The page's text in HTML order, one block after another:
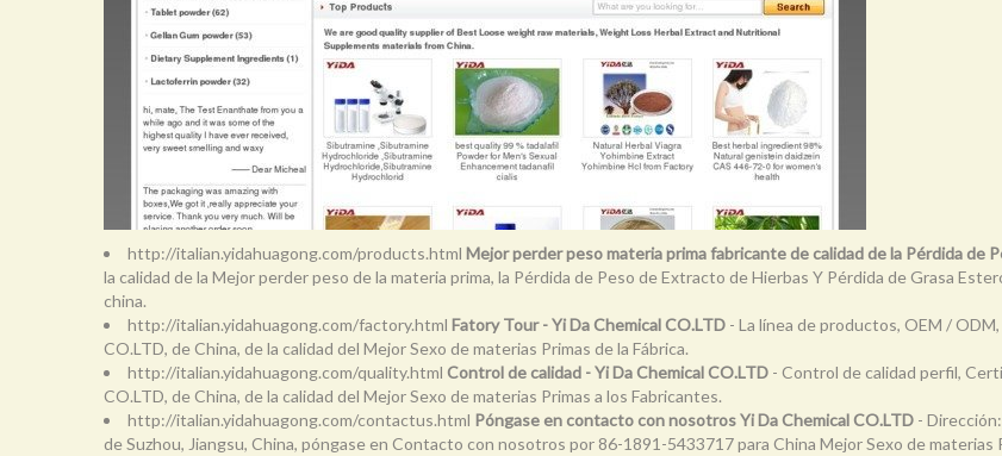
http://italian.yidahuagong.com/products.html Mejor perder peso materia prima fabricante de calidad de la Pérdida de
la calidad de la Mejor perder peso de la materia prima, la Pérdida de Peso de Extracto de Hierbas Y Pérdida de Grasa
china.
http://italian.yidahuagong.com/factory.html Fatory Tour - Yi Da Chemical CO.LTD - La línea de productos, OEM /
CO.LTD, de China, de la calidad del Mejor Sexo de materias Primas de la Fábrica.
http://italian.yidahuagong.com/quality.html Control de calidad - Yi Da Chemical CO.LTD - Control de calidad perfil,
CO.LTD, de China, de la calidad del Mejor Sexo de materias Primas a los Fabricantes.
http://italian.yidahuagong.com/contactus.html Póngase en contacto con nosotros Yi Da Chemical CO.LTD -
de Suzhou, Jiangsu, China, póngase en Contacto con nosotros por 86-1891-5433717 para China Mejor Sexo de materias